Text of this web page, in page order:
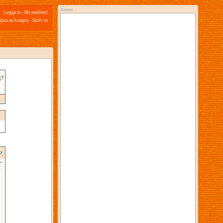
Logga in - Bli medlem!
en kompis - Skriv ut
Annons